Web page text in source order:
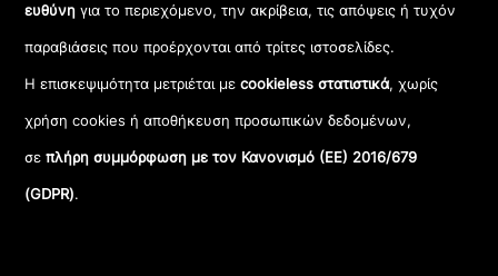
ευθύνη για το περιεχόμενο, την ακρίβεια, τις απόψεις ή τυχόν
παραβιάσεις που προέρχονται από τρίτες ιστοσελίδες.
Η επισκεψιμότητα μετριέται μεcookieless στατιστικά, χωρίς
χρήση cookies ή αποθήκευση προσωπικών δεδομένων,
σεπλήρη συμμόρφωση με τον Κανονισμό (ΕΕ) 2016/679
(GDPR).